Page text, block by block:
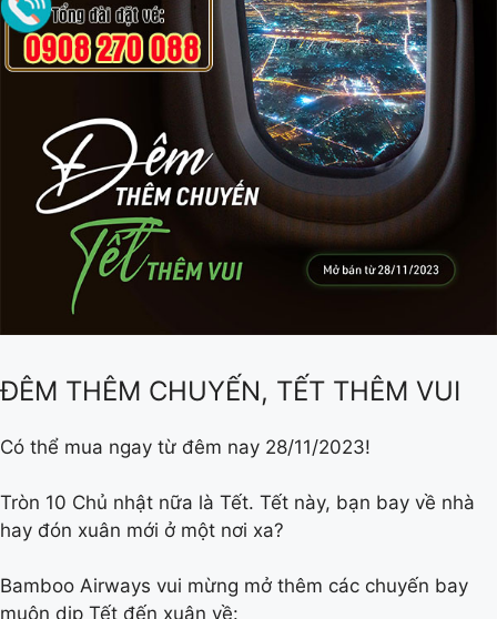
ĐÊM THÊM CHUYẾN, TẾT THÊM VUI
Có thể mua ngay từ đêm nay 28/11/2023!
Tròn 10 Chủ nhật nữa là Tết. Tết này, bạn bay về nhà
hay đón xuân mới ở một nơi xa?
Bamboo Airways vui mừng mở thêm các chuyến bay
muộn dịp Tết đến xuân về: